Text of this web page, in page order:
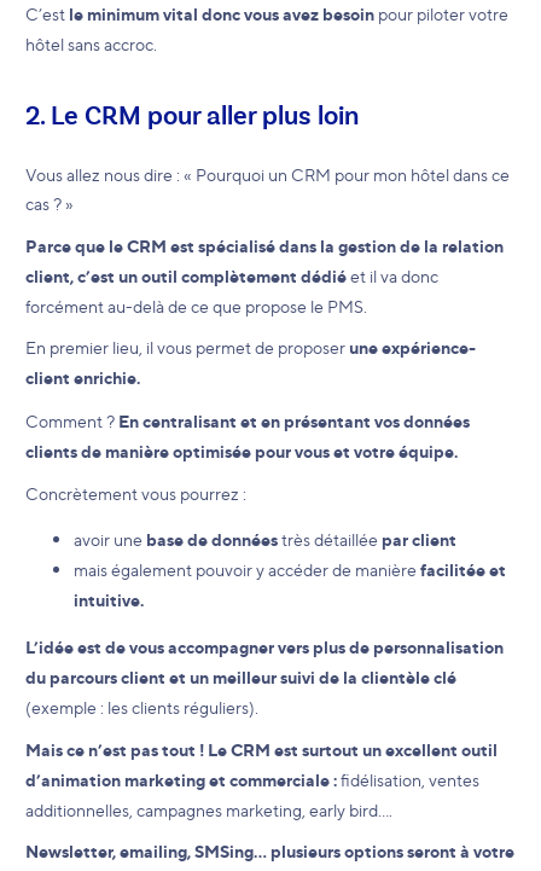
C’est le minimum vital donc vous avez besoin pour piloter votre
hôtel sans accroc.
2. Le CRM pour aller plus loin
Vous allez nous dire : « Pourquoi un CRM pour mon hôtel dans ce
cas ? »
Parce que le CRM est spécialisé dans la gestion de la relation
client, c’est un outil complètement dédiéet il va donc
forcément au-delà de ce que propose le PMS.
En premier lieu, il vous permet de proposer une expérience-
client enrichie.
Comment ? En centralisant et en présentant vos données
clients de manière optimisée pour vous et votre équipe.
Concrètement vous pourrez :
avoir une base de donnéestrès détaillée par client
mais également pouvoir y accéder de manière facilitée et
intuitive.
L’idée est de vous accompagner vers plus de personnalisation
du parcours client et un meilleur suivi de la clientèle clé
(exemple : les clients réguliers).
Mais ce n’est pas tout ! Le CRM est surtout un excellent outil
d’animation marketing et commerciale :fidélisation, ventes
additionnelles, campagnes marketing, early bird….
Newsletter, emailing, SMSing… plusieurs options seront à votre